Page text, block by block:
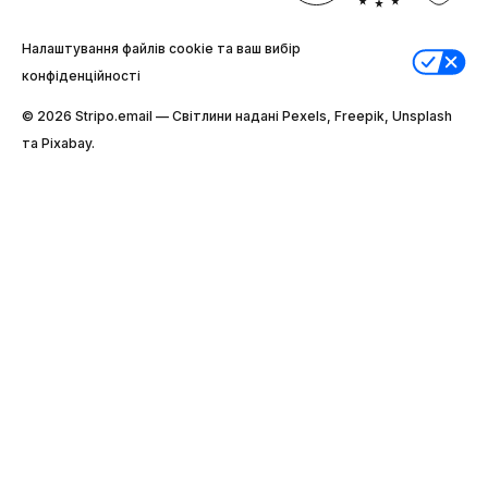
Налаштування файлів cookie та ваш вибір
конфіденційності
© 2026 Stripо.email — Світлини надані Pexels, Freepik, Unsplash
та Pixabay.